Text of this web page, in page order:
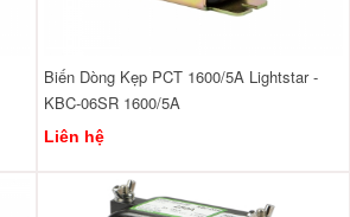
Biến Dòng Kẹp PCT 1600/5A Lightstar -
KBC-06SR 1600/5A
Liên hệ